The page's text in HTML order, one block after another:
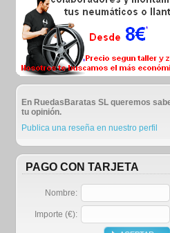
En RuedasBaratas SL queremos
tu opinión.
Publica una reseña en nuestro perfil
PAGO CON TARJETA
Nombre:
Importe (€):